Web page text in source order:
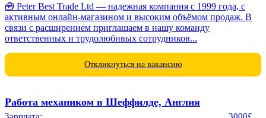
🧰 Peter Best Trade Ltd — надежная компания с 1999 года, с
активным онлайн-магазином и высоким объёмом продаж. В
связи с расширением приглашаем в нашу команду
ответственных и трудолюбивых сотрудников...
Откликнуться на вакансию
Работа механиком в Шеффилде, Англия